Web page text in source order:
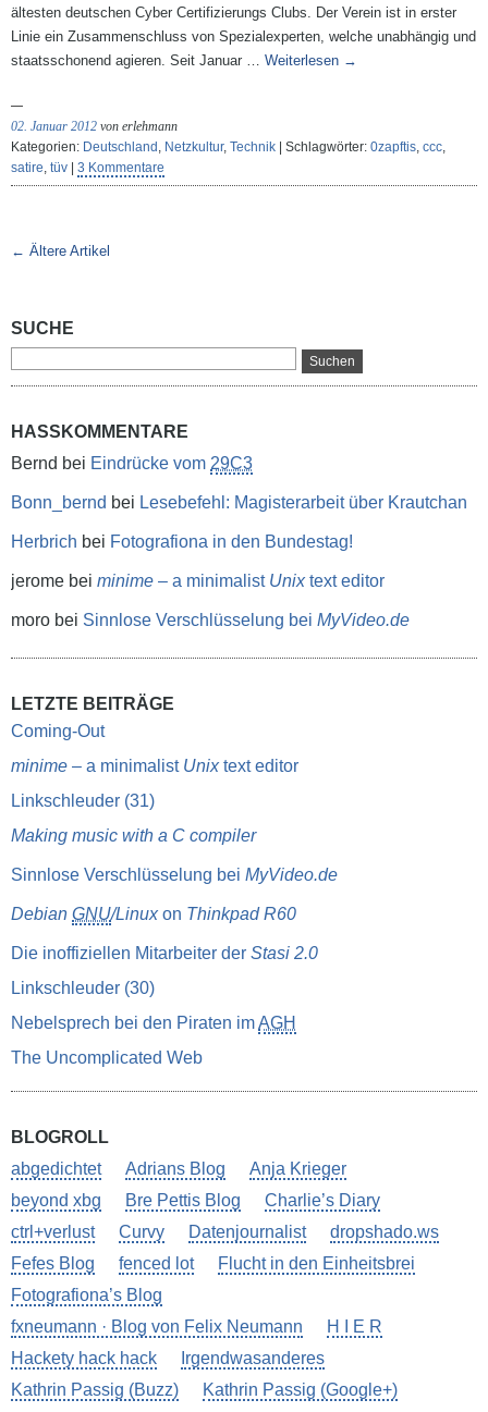
ältesten deutschen Cyber Certifizierungs Clubs. Der Verein ist in erster
Linie ein Zusammenschluss von Spezialexperten, welche unabhängig und
staatsschonend agieren. Seit Januar … Weiterlesen →
02. Januar 2012 von erlehmann
Kategorien: Deutschland , Netzkultur, Technik | Schlagwörter: 0zapftis, ccc,
satire, tüv 3 Kommentare
← Ältere Artikel
SUCHE
HASSKOMMENTARE
Bernd bei Eindrücke vom 29C3
Bonn_bernd bei Lesebefehl: Magisterarbeit über Krautchan
Herbrich bei Fotografiona in den Bundestag!
jerome bei minime – a minimalist Unixtext editor
moro bei Sinnlose Verschlüsselung bei MyVideo.de
LETZTE BEITRÄGE
Coming-Out
minime – a minimalist Unixtext editor
Linkschleuder (31)
Making music with a C compiler
Sinnlose Verschlüsselung bei MyVideo.de
Debian GNU/Linuxon Thinkpad R60
Die inoffiziellen Mitarbeiter der Stasi 2.0
Linkschleuder (30)
Nebelsprech bei den Piraten imAGH
The Uncomplicated Web
BLOGROLL
abgedichtet
Adrians Blog
Anja Krieger
beyond xbg
Bre Pettis Blog
Charlie’s Diary
ctrl+verlust
Curvy Datenjournalist
dropshado.ws
Fefes Blog
fenced lot
Flucht in den Einheitsbrei
Fotografiona’s Blog
fxneumann · Blog von Felix Neumann
H I E R
Hackety hack hack
Irgendwasanderes
Kathrin Passig (Buzz)
Kathrin Passig (Google+)